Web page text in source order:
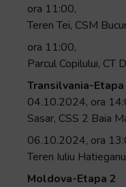
navigate
interact
content.
ora 11:00,
Teren Tei, CSM
ora 11:00,
Parcul Copilului, CT
Transilvania-Etapa
04.10.2024, ora
Sasar, CSS 2 Baia
06.10.2024, ora
Teren Iuliu
Moldova-Etapa 2